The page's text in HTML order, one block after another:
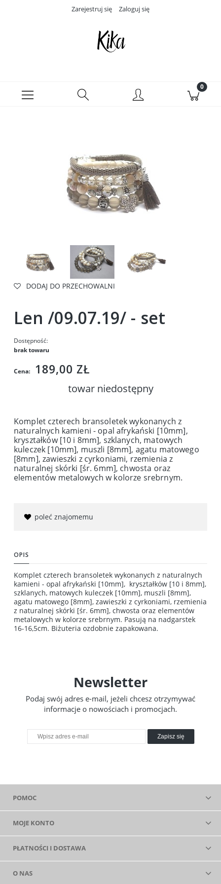
Zarejestruj się Zaloguj się
DODAJ DO PRZECHOWALNI
Len /09.07.19/ - set
Dostępność:
brak towaru
Cena: 189,00 ZŁ
towar niedostępny
Komplet czterech bransoletek wykonanych z
naturalnych kamieni - opal afrykański [10mm],
kryształków [10 i 8mm], szklanych, matowych
kuleczek [10mm], muszli [8mm], agatu matowego
[8mm], zawieszki z cyrkoniami, rzemienia z
naturalnej skórki [śr. 6mm], chwosta oraz
elementów metalowych w kolorze srebrnym.
poleć znajomemu
OPIS
Komplet czterech bransoletek wykonanych z naturalnych
kamieni - opal afrykański [10mm], kryształków [10 i 8mm],
szklanych, matowych kuleczek [10mm], muszli [8mm],
agatu matowego [8mm], zawieszki z cyrkoniami, rzemienia
z naturalnej skórki [śr. 6mm], chwosta oraz elementów
metalowych w kolorze srebrnym. Pasują na nadgarstek
16-16,5cm. Biżuteria ozdobnie zapakowana.
Newsletter
Podaj swój adres e-mail, jeżeli chcesz otrzymywać
informacje o nowościach i promocjach.
Zapisz się
POMOC
MOJE KONTO
PŁATNOŚCI I DOSTAWA
O NAS